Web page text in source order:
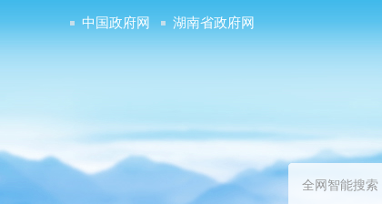
中国政府网 湖南省政府网